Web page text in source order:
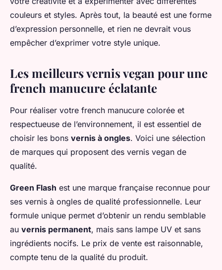
couleurs et styles. Après tout, la beauté est une forme
d’expression personnelle, et rien ne devrait vous
empêcher d’exprimer votre style unique.
Les meilleurs vernis vegan pour une
french manucure éclatante
Pour réaliser votre french manucure colorée et
respectueuse de l’environnement, il est essentiel de
choisir les bons vernis à ongles. Voici une sélection
de marques qui proposent des vernis vegan de
qualité.
Green Flash est une marque française reconnue pour
ses vernis à ongles de qualité professionnelle. Leur
formule unique permet d’obtenir un rendu semblable
au vernis permanent, mais sans lampe UV et sans
ingrédients nocifs. Le prix de vente est raisonnable,
compte tenu de la qualité du produit.